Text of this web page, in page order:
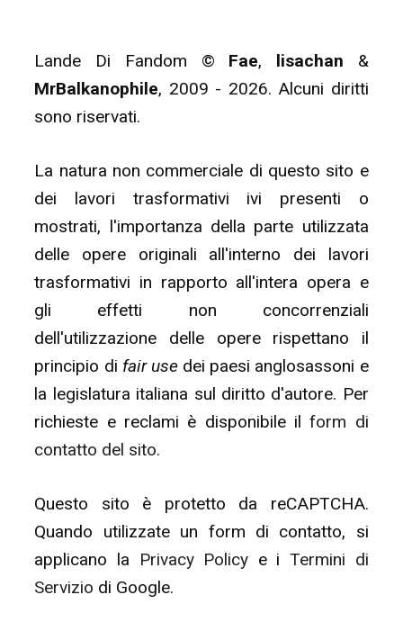
Lande Di Fandom © Fae, lisachan &
MrBalkanophile, 2009 - 2026. Alcuni diritti
sono riservati.
La natura non commerciale di questo sito e
dei lavori trasformativi ivi presenti o
mostrati, l'importanza della parte utilizzata
delle opere originali all'interno dei lavori
trasformativi in rapporto all'intera opera e
gli effetti non concorrenziali
dell'utilizzazione delle opere rispettano il
principio di fair usedei paesi anglosassoni e
la legislatura italiana sul diritto d'autore. Per
richieste e reclami è disponibile ilform di
contatto del sito.
Questo sito è protetto da reCAPTCHA.
Quando utilizzate un form di contatto, si
applicano la
Privacy Policy e iTermini di
Servizio di Google.